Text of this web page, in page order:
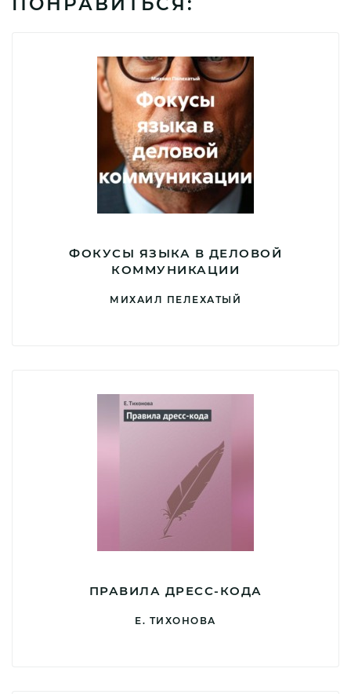
ФОКУСЫ ЯЗЫКА В ДЕЛОВОЙ
КОММУНИКАЦИИ
МИХАИЛ ПЕЛЕХАТЫЙ
ПРАВИЛА ДРЕСС-КОДА
Е. ТИХОНОВА